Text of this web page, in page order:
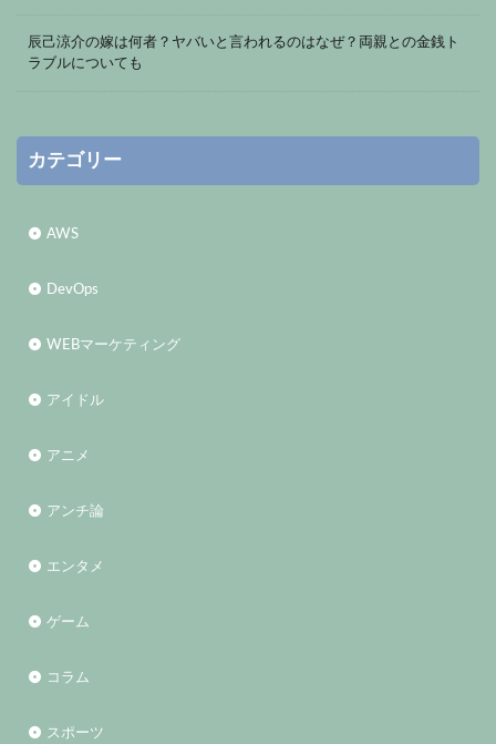
辰己涼介の嫁は何者？ヤバいと言われるのはなぜ？両親との金銭ト
ラブルについても
カテゴリー
AWS
DevOps
WEBマーケティング
アイドル
アニメ
アンチ論
エンタメ
ゲーム
コラム
スポーツ